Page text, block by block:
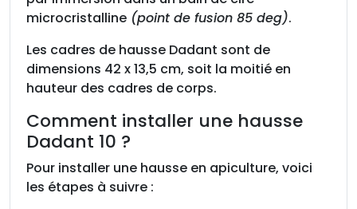
microcristalline (point de fusion 85 deg).
Les cadres de hausse Dadant sont de
dimensions 42 x 13,5 cm, soit la moitié en
hauteur des cadres de corps.
Comment installer une hausse
Dadant 10 ?
Pour installer une hausse en apiculture, voici
les étapes à suivre :